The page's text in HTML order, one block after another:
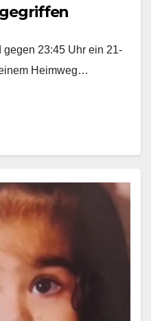
23:45 Uhr ein 21-
Heimweg…